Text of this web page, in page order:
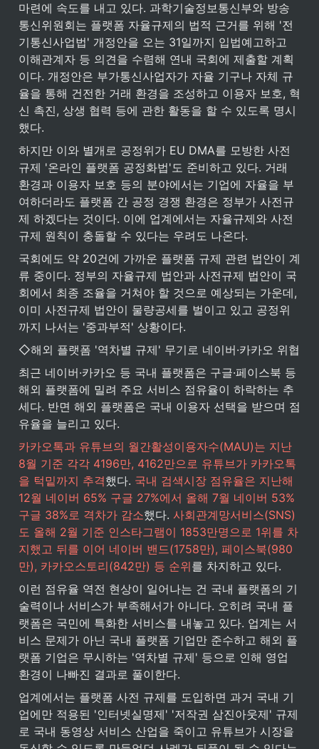
마련에 속도를 내고 있다. 과학기술정보통신부와 방송
통신위원회는 플랫폼 자율규제의 법적 근거를 위해 '전
기통신사업법' 개정안을 오는 31일까지 입법예고하고
이해관계자 등 의견을 수렴해 연내 국회에 제출할 계획
이다. 개정안은 부가통신사업자가 자율 기구나 자체 규
율을 통해 건전한 거래 환경을 조성하고 이용자 보호, 혁
신 촉진, 상생 협력 등에 관한 활동을 할 수 있도록 명시
했다.
하지만 이와 별개로 공정위가 EU DMA를 모방한 사전
규제 '온라인 플랫폼 공정화법'도 준비하고 있다. 거래
환경과 이용자 보호 등의 분야에서는 기업에 자율을 부
여하더라도 플랫폼 간 공정 경쟁 환경은 정부가 사전규
제 하겠다는 것이다. 이에 업계에서는 자율규제와 사전
규제 원칙이 충돌할 수 있다는 우려도 나온다.
국회에도 약 20건에 가까운 플랫폼 규제 관련 법안이 계
류 중이다. 정부의 자율규제 법안과 사전규제 법안이 국
회에서 최종 조율을 거쳐야 할 것으로 예상되는 가운데,
이미 사전규제 법안이 물량공세를 벌이고 있고 공정위
까지 나서는 '중과부적' 상황이다.
◇해외 플랫폼 '역차별 규제' 무기로 네이버·카카오 위협
최근 네이버·카카오 등 국내 플랫폼은 구글·페이스북 등
해외 플랫폼에 밀려 주요 서비스 점유율이 하락하는 추
세다. 반면 해외 플랫폼은 국내 이용자 선택을 받으며 점
유율을 늘리고 있다.
카카오톡과 유튜브의 월간활성이용자수(MAU)는 지난
8월 기준 각각 4196만, 4162만으로 유튜브가 카카오톡
을 턱밑까지 추격했다. 국내 검색시장 점유율은 지난해
12월 네이버 65% 구글 27%에서 올해 7월 네이버 53%
구글 38%로 격차가 감소했다. 사회관계망서비스(SNS)
도 올해 2월 기준 인스타그램이 1853만명으로 1위를 차
지했고 뒤를 이어 네이버 밴드(1758만), 페이스북(980
만), 카카오스토리(842만) 등 순위를 차지하고 있다.
이런 점유율 역전 현상이 일어나는 건 국내 플랫폼의 기
술력이나 서비스가 부족해서가 아니다. 오히려 국내 플
랫폼은 국민에 특화한 서비스를 내놓고 있다. 업계는 서
비스 문제가 아닌 국내 플랫폼 기업만 준수하고 해외 플
랫폼 기업은 무시하는 '역차별 규제' 등으로 인해 영업
환경이 나빠진 결과로 풀이한다.
업계에서는 플랫폼 사전 규제를 도입하면 과거 국내 기
업에만 적용된 '인터넷실명제' '저작권 삼진아웃제' 규제
로 국내 동영상 서비스 산업을 죽이고 유튜브가 시장을